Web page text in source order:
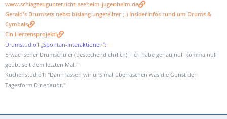
www.schlagzeugunterricht-seeheim-jugenheim.de
Gerald's Drumsets nebst bislang ungeteilter ;-) Insiderinfos rund um Drums &
Cymbals
Ein Herzensprojekt!
Drumstudio1 „Spontan-Interaktionen“:
Erwachsener Drumschüler (bestechend ehrlich): "Ich habe genau null komma null
geübt seit dem letzten Mal."
Küchenstudio1: "Dann lassen wir uns mal überraschen was die Gunst der
Tagesform Dir erlaubt."